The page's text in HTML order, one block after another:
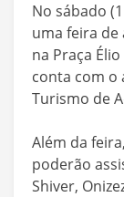
No sábado
uma feira
na Praça
conta com o
Turismo de
Além da
poderão
Shiver,